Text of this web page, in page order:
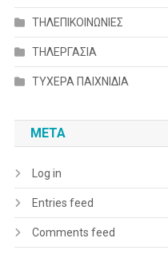
ΤΗΛΕΠΙΚΟΙΝΩΝΙΕΣ
ΤΗΛΕΡΓΑΣΙΑ
ΤΥΧΕΡΑ ΠΑΙΧΝΙΔΙΑ
META
Log in
Entries feed
Comments feed